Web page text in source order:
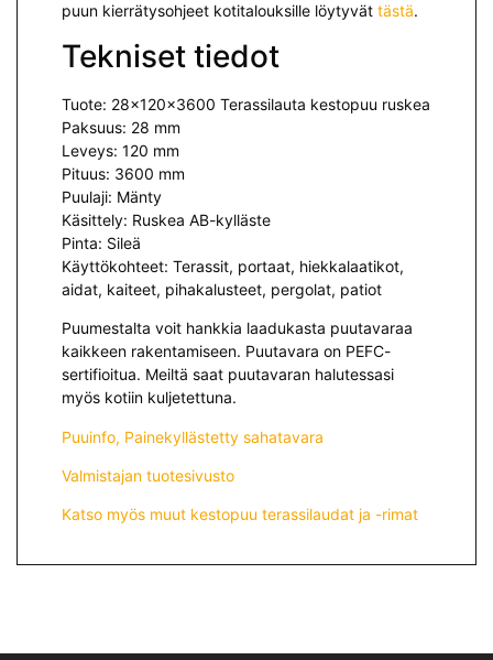
puun kierrätysohjeet kotitalouksille löytyvät tästä.
Tekniset tiedot
Tuote: 28x120x3600 Terassilauta kestopuu ruskea
Paksuus: 28 mm
Leveys: 120 mm
Pituus: 3600 mm
Puulaji: Mänty
Käsittely: Ruskea AB-kylläste
Pinta: Sileä
Käyttökohteet: Terassit, portaat, hiekkalaatikot,
aidat, kaiteet, pihakalusteet, pergolat, patiot
Puumestalta voit hankkia laadukasta puutavaraa
kaikkeen rakentamiseen. Puutavara on PEFC-
sertifioitua. Meiltä saat puutavaran halutessasi
myös kotiin kuljetettuna.
Puuinfo, Painekyllästetty sahatavara
Valmistajan tuotesivusto
Katso myös muut kestopuu terassilaudat ja -rimat